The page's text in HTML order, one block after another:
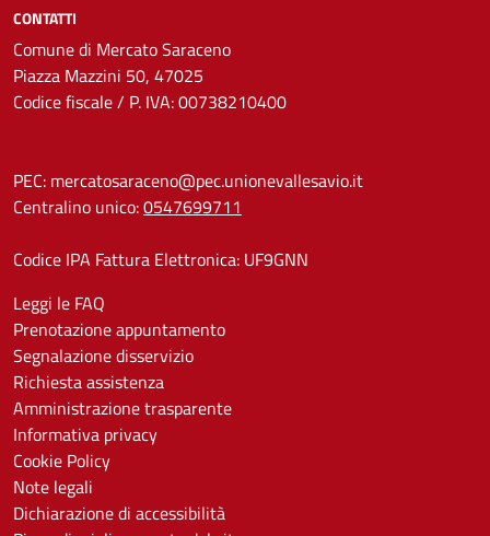
CONTATTI
Comune di Mercato Saraceno
Piazza Mazzini 50, 47025
Codice fiscale / P. IVA: 00738210400
PEC: mercatosaraceno@pec.unionevallesavio.it
Centralino unico:0547699711
Codice IPA Fattura Elettronica: UF9GNN
Leggi le FAQ
Prenotazione appuntamento
Segnalazione disservizio
Richiesta assistenza
Amministrazione trasparente
Informativa privacy
Cookie Policy
Note legali
Dichiarazione di accessibilità